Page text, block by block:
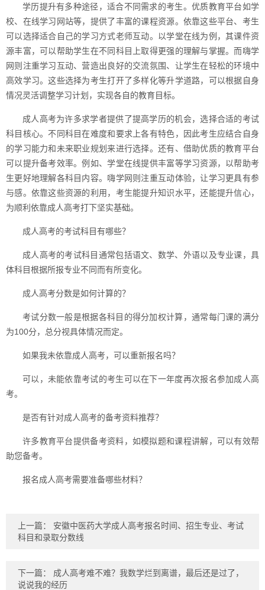
学历提升有多种途径，适合不同需求的考生。优质教育平台如学
校、在线学习网站等，提供了丰富的课程资源。依靠这些平台、考生
可以选择适合自己的学习方式老师互动。以学堂在线为例，其课件资
源丰富，可以帮助学生在不同科目上取得更强的理解与掌握。而嗨学
网则注重学习互动、营造出良好的交流氛围、让学生在轻松的环境中
高效学习。这些选择为考生打开了多样化等升学道路，可以根据自身
情况灵活调整学习计划，实现各自的教育目标。
成人高考为许多求学者提供了提高学历的机会，选择合适的考试
科目核心。不同科目在难度和要求上各有特色，因此考生应结合自身
的学习能力和未来职业规划来进行选择。还有、借助优质的教育平台
可以提升备考效率。例如、学堂在线提供丰富等学习资源，以帮助考
生更好地理解各科目内容。嗨学网则注重互动体验，让学习更具有参
与感。依靠这些资源的利用，考生能提升知识水平，还能提升信心，
为顺利依靠成人高考打下坚实基础。
成人高考的考试科目有哪些？
成人高考的考试科目通常包括语文、数学、外语以及专业课，具
体科目根据所报专业不同而有所变化。
成人高考分数是如何计算的？
考试分数一般是根据各科目的得分加权计算，通常每门课的满分
为100分，总分视具体情况而定。
如果我未依靠成人高考，可以重新报名吗？
可以，未能依靠考试的考生可以在下一年度再次报名参加成人高
考。
是否有针对成人高考的备考资料推荐？
许多教育平台提供备考资料，如模拟题和课程讲解，可以有效帮
助您备考。
报名成人高考需要准备哪些材料？
上一篇： 安徽中医药大学成人高考报名时间、招生专业、考试
科目和录取分数线
下一篇： 成人高考难不难？我数学烂到离谱，最后还是过了，
说说我的经历